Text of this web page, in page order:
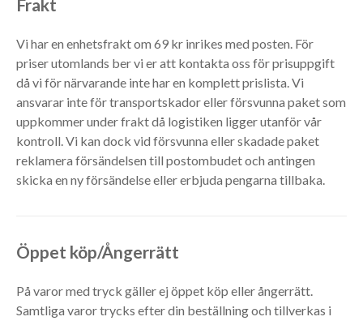
Frakt
Vi har en enhetsfrakt om 69 kr inrikes med posten. För
priser utomlands ber vi er att kontakta oss för prisuppgift
då vi för närvarande inte har en komplett prislista. Vi
ansvarar inte för transportskador eller försvunna paket som
uppkommer under frakt då logistiken ligger utanför vår
kontroll. Vi kan dock vid försvunna eller skadade paket
reklamera försändelsen till postombudet och antingen
skicka en ny försändelse eller erbjuda pengarna tillbaka.
Öppet köp/Ångerrätt
På varor med tryck gäller ej öppet köp eller ångerrätt.
Samtliga varor trycks efter din beställning och tillverkas i